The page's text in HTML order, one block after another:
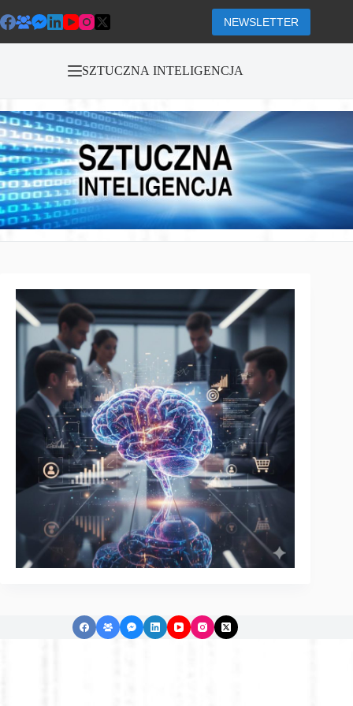
do
treści
NEWSLETTER
SZTUCZNA INTELIGENCJA